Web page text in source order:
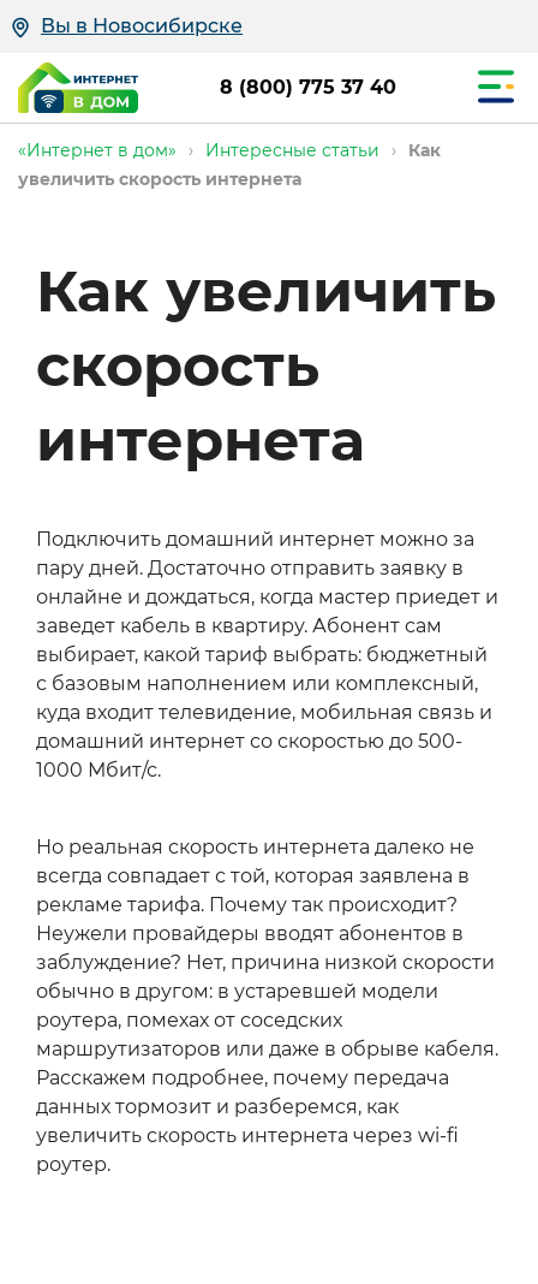
Вы в Новосибирске
8 (800) 775 37 40
«Интернет в дом» › Интересные статьи ›
Как
увеличить скорость интернета
Как увеличить
скорость
интернета
Подключить домашний интернет можно за
пару дней. Достаточно отправить заявку в
онлайне и дождаться, когда мастер приедет и
заведет кабель в квартиру. Абонент сам
выбирает, какой тариф выбрать: бюджетный
с базовым наполнением или комплексный,
куда входит телевидение, мобильная связь и
домашний интернет со скоростью до 500-
1000 Мбит/с.
Но реальная скорость интернета далеко не
всегда совпадает с той, которая заявлена в
рекламе тарифа. Почему так происходит?
Неужели провайдеры вводят абонентов в
заблуждение? Нет, причина низкой скорости
обычно в другом: в устаревшей модели
роутера, помехах от соседских
маршрутизаторов или даже в обрыве кабеля.
Расскажем подробнее, почему передача
данных тормозит и разберемся, как
увеличить скорость интернета через wi-fi
роутер.